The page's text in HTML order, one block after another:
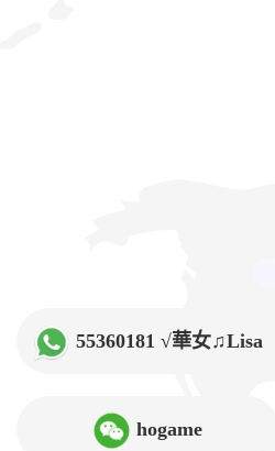
55360181 √華女♫Lisa
hogame